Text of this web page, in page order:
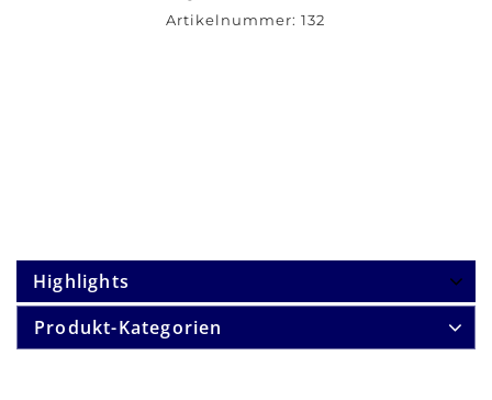
Artikelnummer:132
Highlights
Produkt-Kategorien